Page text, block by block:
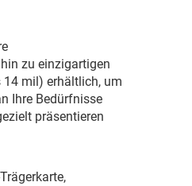
zu einzigartigen
14 mil) erhältlich, um
Ihre Bedürfnisse
präsentieren